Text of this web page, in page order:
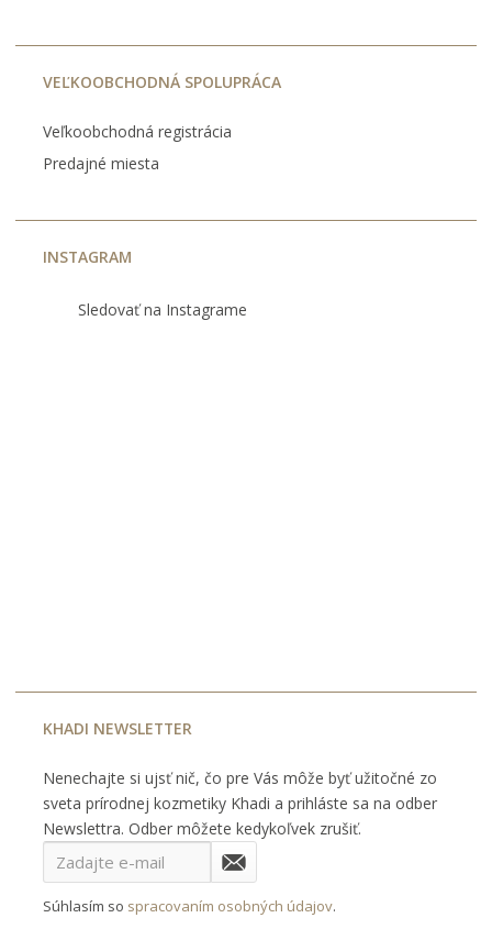
VEĽKOOBCHODNÁ SPOLUPRÁCA
Veľkoobchodná registrácia
Predajné miesta
INSTAGRAM
Sledovať na Instagrame
KHADI NEWSLETTER
Nenechajte si ujsť nič, čo pre Vás môže byť užitočné zo
sveta prírodnej kozmetiky Khadi a prihláste sa na odber
Newslettra. Odber môžete kedykoľvek zrušiť.
Súhlasím so spracovaním osobných údajov.